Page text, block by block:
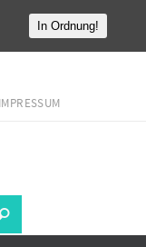
IMPRESSUM
In Ordnung!